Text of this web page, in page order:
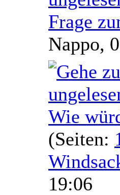
Frage
Nappo,
Wie
(Seiten:
19:06